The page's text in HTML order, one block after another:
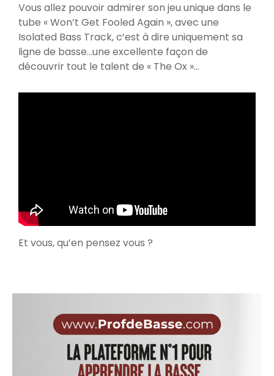
Vous allez pouvoir admirer son jeu unique dans le
tube « Won’t Get Fooled Again », avec une
Isolated Bass Track, c’est à dire uniquement sa
ligne de basse…une excellente façon de
découvrir tout le talent de « The Ox »…
Et vous, qu’en pensez vous ?